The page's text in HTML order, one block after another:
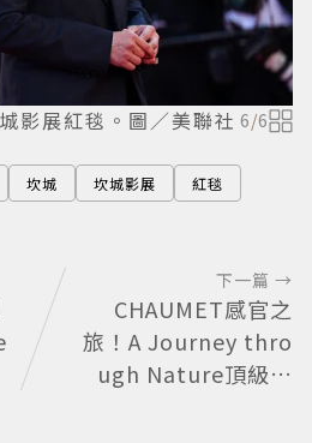
影展紅毯。圖／美聯社 6/6
坎城 坎城影展
紅毯
下一篇 →
CHAUMET感官之
旅！A Journey thro
ugh Nature頂級珠